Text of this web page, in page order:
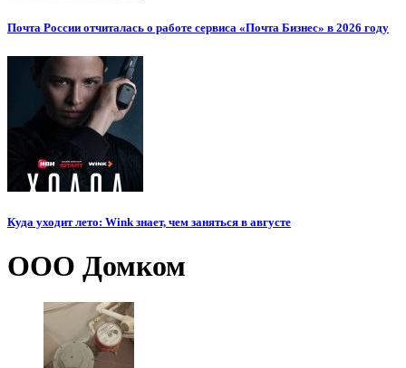
Почта России отчиталась о работе сервиса «Почта Бизнес» в 2026 году
Куда уходит лето: Wink знает, чем заняться в августе
ООО Домком